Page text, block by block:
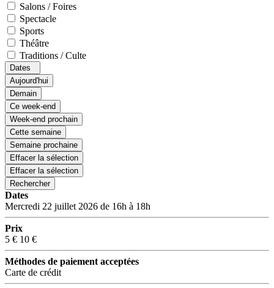
Salons / Foires
Spectacle
Sports
Théâtre
Traditions / Culte
Dates
Aujourd'hui
Demain
Ce week-end
Week-end prochain
Cette semaine
Semaine prochaine
Effacer la sélection
Effacer la sélection
Rechercher
Dates
Mercredi 22 juillet 2026 de 16h à 18h
Prix
5 € 10 €
Méthodes de paiement acceptées
Carte de crédit